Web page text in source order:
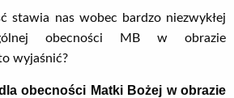
stawia nas wobec bardzo niezwykłej
obecności MB w obrazie
wyjaśnić?
obecności Matki Bożej w obrazie